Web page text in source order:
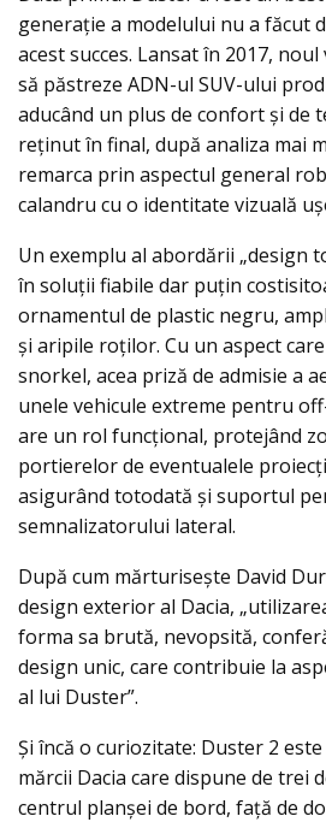
generație a modelului nu a făcut
acest succes. Lansat în 2017,
să păstreze ADN-ul SUV-ului
aducând un plus de confort şi de
reținut în final, după analiza mai
remarca prin aspectul general
calandru cu o identitate vizuală
Un exemplu al abordării „design
în soluții fiabile dar puțin
ornamentul de plastic negru,
şi aripile roților. Cu un aspect
snorkel, acea priză de admisie a
unele vehicule extreme pentru
are un rol funcțional, protejând
portierelor de eventualele
asigurând totodată şi suportul
semnalizatorului lateral.
După cum mărturisește David
design exterior al Dacia,
forma sa brută, nevopsită,
design unic, care contribuie la
al lui Duster”.
Şi încă o curiozitate: Duster 2
mărcii Dacia care dispune de trei
centrul planșei de bord, faţă de